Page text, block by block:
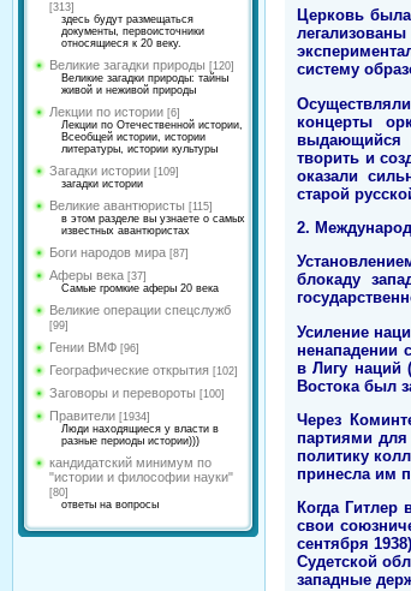
[313]
здесь будут размещаться
документы, первоисточники
относящиеся к 20 веку.
Великие загадки природы [120]
Великие загадки природы: тайны
живой и неживой природы
Лекции по истории [6]
Лекции по Отечественной истории,
Всеобщей истории, истории
литературы, истории культуры
Загадки истории [109]
загадки истории
Великие авантюристы [115]
в этом разделе вы узнаете о самых
известных авантюристах
Боги народов мира [87]
Аферы века [37]
Самые громкие аферы 20 века
Великие операции спецслужб
[99]
Гении ВМФ [96]
Географические открытия [102]
Заговоры и перевороты [100]
Правители [1934]
Люди находящиеся у власти в
разные периоды истории)))
кандидатский минимум по
"истории и философии науки"
[80]
ответы на вопросы
Церковь была
систему
концерты
выдающийся
творить и
оказали
старой
2.
блокаду
Усиление
ненападении
в Лигу наций
Востока был
Через
партиями
политику
принесла им
Когда
свои
сентября
Судетской
западные